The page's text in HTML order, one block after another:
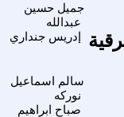
جميل حسين
عبدالله
إدريس جنداري
سالم اسماعيل
نوركه
صباح ابراهيم